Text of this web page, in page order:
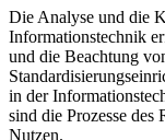
Die Analyse und die
Informationstechnik
und die Beachtung
in der
sind die Prozesse des
Nutzen.